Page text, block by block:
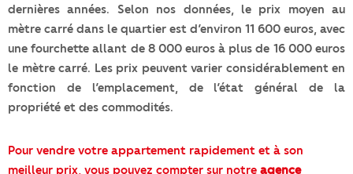
dernières années. Selon nos données, le prix moyen au
mètre carré dans le quartier est d’environ 11 600 euros, avec
une fourchette allant de 8 000 euros à plus de 16 000 euros
le mètre carré. Les prix peuvent varier considérablement en
fonction de l’emplacement, de l’état général de la
propriété et des commodités.
Pour vendre votre appartement rapidement et à son
meilleur prix, vous pouvez compter sur notre agence